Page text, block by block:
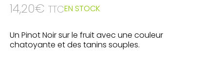
14,20€ TTCEN STOCK
Un Pinot Noir sur le fruit avec une couleur
chatoyante et des tanins souples.